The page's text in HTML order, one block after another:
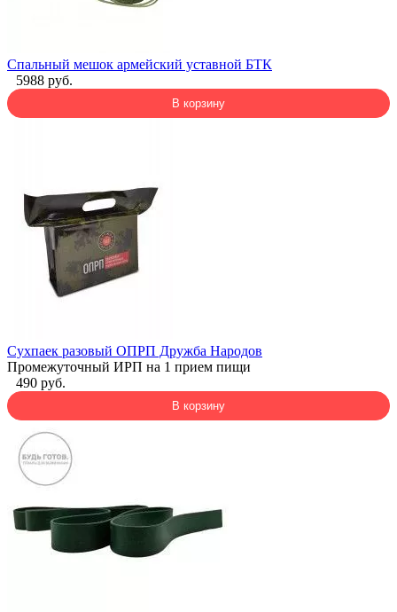
Спальный мешок армейский уставной БТК
5988 руб.
В корзину
Сухпаек разовый ОПРП Дружба Народов
Промежуточный ИРП на 1 прием пищи
490 руб.
В корзину